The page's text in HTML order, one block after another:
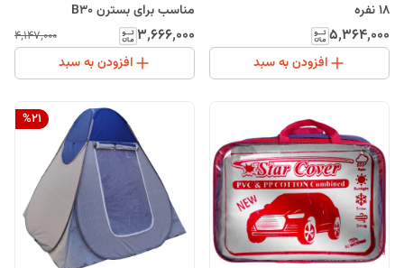
18 نفره
۵٬۳۶۴٬۰۰۰
افزودن به سبد
مناسب برای بسترن B30
۳٬۶۶۶٬۰۰۰ ۴٬۱۴۷٬۰۰۰
افزودن به سبد
%21